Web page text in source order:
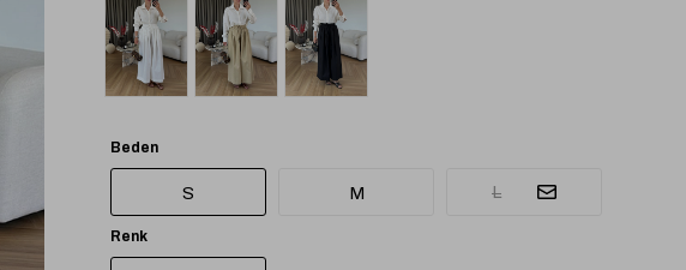
Beden
S M L
Renk